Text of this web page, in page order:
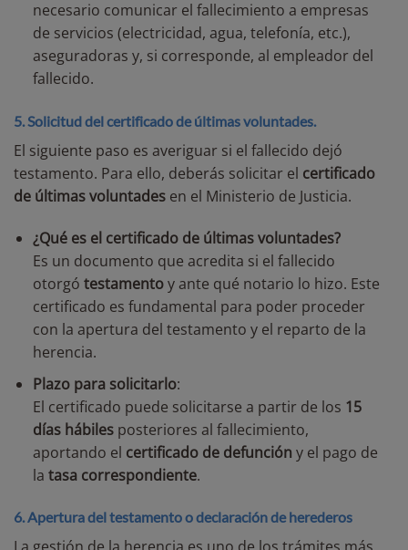
necesario comunicar el fallecimiento a empresas
de servicios (electricidad, agua, telefonía, etc.),
aseguradoras y, si corresponde, al empleador del
fallecido.
5. Solicitud del certificado de últimas voluntades.
El siguiente paso es averiguar si el fallecido dejó
testamento. Para ello, deberás solicitar el certificado
de últimas voluntades en el Ministerio de Justicia.
¿Qué es el certificado de últimas voluntades?
Es un documento que acredita si el fallecido
otorgó testamentoy ante qué notario lo hizo. Este
certificado es fundamental para poder proceder
con la apertura del testamento y el reparto de la
herencia.
Plazo para solicitarlo:
El certificado puede solicitarse a partir de los 15
días hábilesposteriores al fallecimiento,
aportando el certificado de defunción y el pago de
la tasa correspondiente.
6. Apertura del testamento o declaración de herederos